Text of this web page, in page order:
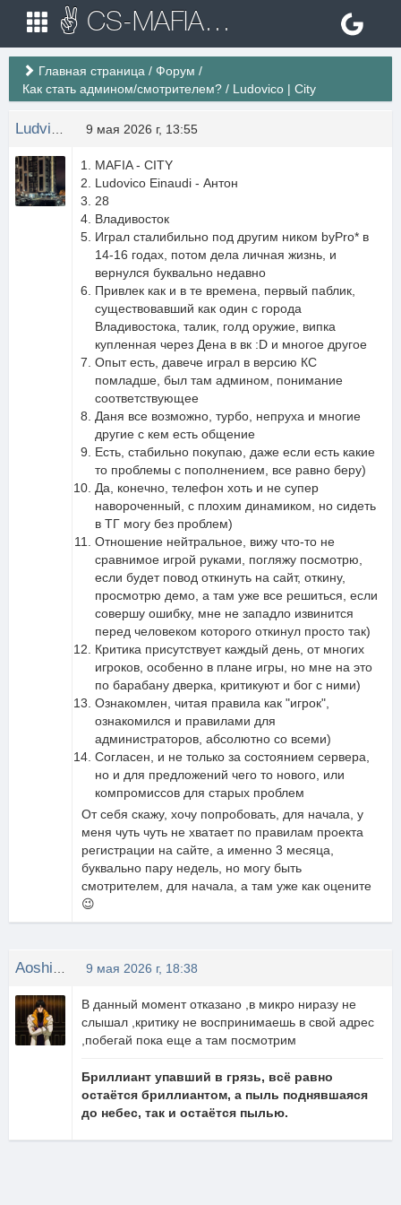
✌ CS-MAFIA.RU ✌ Игровые сервера Counter Strike 1.6
Главная страница / Форум /
Как стать админом/смотрителем? / Ludovico | City
9 мая 2026 г, 13:55
MAFIA - CITY
Ludovico Einaudi - Антон
28
Владивосток
Играл сталибильно под другим ником byPro* в
14-16 годах, потом дела личная жизнь, и
вернулся буквально недавно
Привлек как и в те времена, первый паблик,
существовавший как один с города
Владивостока, талик, голд оружие, випка
купленная через Дена в вк :D и многое другое
Опыт есть, давече играл в версию КС
помладше, был там админом, понимание
соответствующее
Даня все возможно, турбо, непруха и многие
другие с кем есть общение
Есть, стабильно покупаю, даже если есть какие
то проблемы с пополнением, все равно беру)
Да, конечно, телефон хоть и не супер
навороченный, с плохим динамиком, но сидеть
в ТГ могу без проблем)
Отношение нейтральное, вижу что-то не
сравнимое игрой руками, погляжу посмотрю,
если будет повод откинуть на сайт, откину,
просмотрю демо, а там уже все решиться, если
совершу ошибку, мне не западло извинится
перед человеком которого откинул просто так)
Критика присутствует каждый день, от многих
игроков, особенно в плане игры, но мне на это
по барабану дверка, критикуют и бог с ними)
Ознакомлен, читая правила как "игрок",
ознакомился и правилами для
администраторов, абсолютно со всеми)
Согласен, и не только за состоянием сервера,
но и для предложений чего то нового, или
компромиссов для старых проблем
От себя скажу, хочу попробовать, для начала, у
меня чуть чуть не хватает по правилам проекта
регистрации на сайте, а именно 3 месяца,
буквально пару недель, но могу быть
смотрителем, для начала, а там уже как оцените
😉
9 мая 2026 г, 18:38
В данный момент отказано ,в микро ниразу не
слышал ,критику не воспринимаешь в свой адрес
,побегай пока еще а там посмотрим
Бриллиант упавший в грязь, всё равно
остаётся бриллиантом, а пыль поднявшаяся
до небес, так и остаётся пылью.